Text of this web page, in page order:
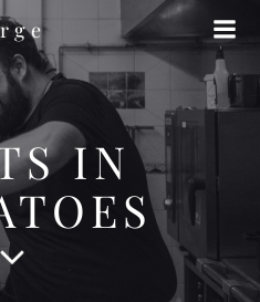
au
contenu
IN